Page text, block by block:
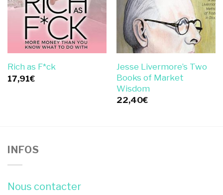
Rich as F*ck
17,91€
Jesse Livermore’s Two
Books of Market
Wisdom
22,40€
INFOS
Nous contacter